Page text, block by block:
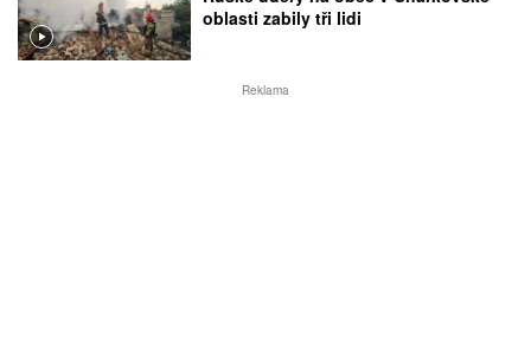
oblasti zabily tři lidi
Reklama